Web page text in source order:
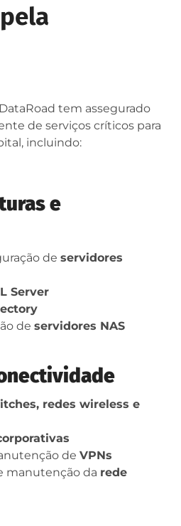
tem assegurado
de serviços críticos para
incluindo:
e
de servidores
Server
de servidores NAS
redes wireless e
de VPNs
manutenção da rede